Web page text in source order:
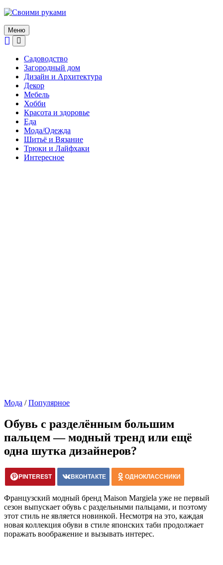
Skip
content
Меню
Садоводство
Загородный дом
Дизайн и Архитектура
Декор
Мебель
Хобби
Красота и здоровье
Еда
Мода/Одежда
Шитьё и Вязание
Трюки и Лайфхаки
Интересное
Мода /Популярное
Обувь с разделённым большим
пальцем — модный тренд или ещё
одна шутка дизайнеров?
PINTEREST ВКОНТАКТЕ ОДНОКЛАССНИКИ
Французский модный бренд Maison Margiela уже не первый
сезон выпускает обувь с раздельными пальцами, и поэтому
этот стиль не является новинкой. Несмотря на это, каждая
новая коллекция обуви в стиле японских таби продолжает
поражать воображение и вызывать интерес.